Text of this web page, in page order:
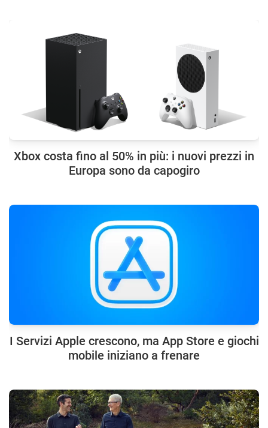
Xbox costa fino al 50% in più: i nuovi prezzi in
Europa sono da capogiro
I Servizi Apple crescono, ma App Store e giochi
mobile iniziano a frenare